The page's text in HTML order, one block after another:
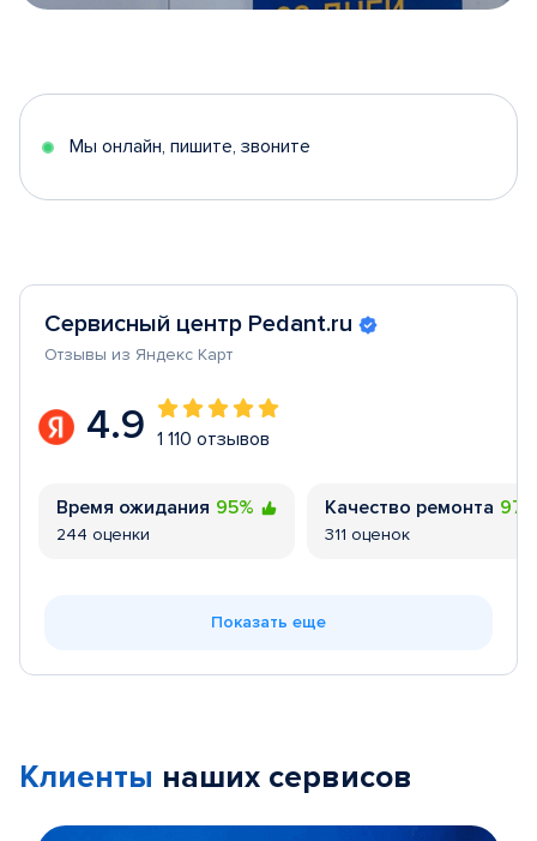
5
Мы онлайн, пишите, звоните
Сервисный центр Pedant.ru
Отзывы из Яндекс Карт
4.9 1 110 отзывов
Время ожидания 95%
244 оценки
Качество ремонта
311 оценок
Показать еще
Клиенты наших сервисов